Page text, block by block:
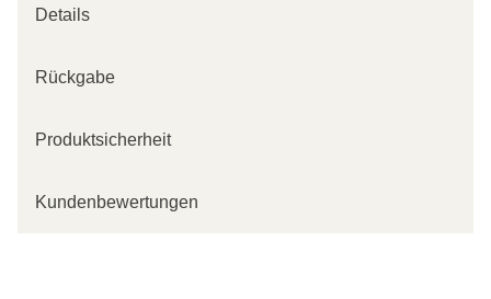
Details
Rückgabe
Produktsicherheit
Kundenbewertungen